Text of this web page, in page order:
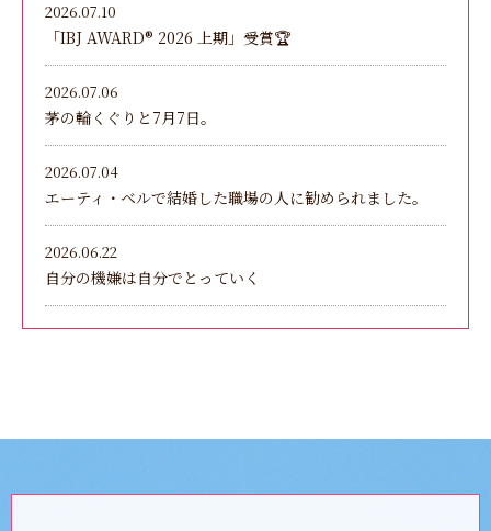
2026.07.10
「IBJ AWARD®︎ 2026 上期」受賞🏆
2026.07.06
茅の輪くぐりと7月7日。
2026.07.04
エーティ・ベルで結婚した職場の人に勧められました。
2026.06.22
自分の機嫌は自分でとっていく